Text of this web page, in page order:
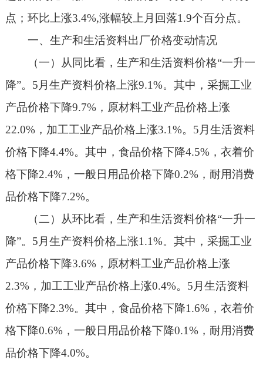
点；环比上涨3.4%,涨幅较上月回落1.9个百分点。
一、生产和生活资料出厂价格变动情况
（一）从同比看，生产和生活资料价格“一升一
降”。5月生产资料价格上涨9.1%。其中，采掘工业
产品价格下降9.7%，原材料工业产品价格上涨
22.0%，加工工业产品价格上涨3.1%。5月生活资料
价格下降4.4%。其中，食品价格下降4.5%，衣着价
格下降2.4%，一般日用品价格下降0.2%，耐用消费
品价格下降7.2%。
（二）从环比看，生产和生活资料价格“一升一
降”。5月生产资料价格上涨1.1%。其中，采掘工业
产品价格下降3.6%，原材料工业产品价格上涨
2.3%，加工工业产品价格上涨0.4%。5月生活资料
价格下降2.3%。其中，食品价格下降1.6%，衣着价
格下降0.6%，一般日用品价格下降0.1%，耐用消费
品价格下降4.0%。